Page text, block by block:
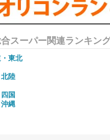
スーパー関連ランキン
東北
陸
国
縄